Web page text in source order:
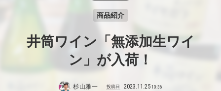
商品紹介
井筒ワイン「無添加生ワイ
ン」が入荷！
杉山雅一 投稿日 2023.11 .2510:36